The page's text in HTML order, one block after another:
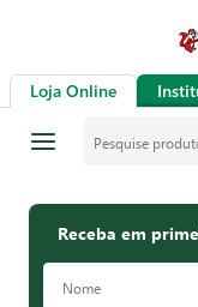
Loja Online
Receba em